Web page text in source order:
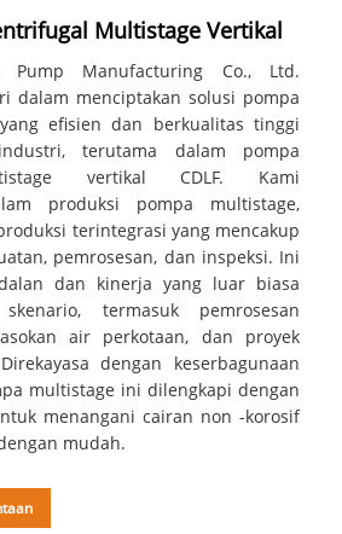
Multistage Vertikal
Pump Manufacturing Co., Ltd.
dalam menciptakan solusi pompa
efisien dan berkualitas tinggi
terutama dalam pompa
vertikal CDLF. Kami
produksi pompa multistage,
terintegrasi yang mencakup
pemrosesan, dan inspeksi. Ini
dan kinerja yang luar biasa
termasuk pemrosesan
air perkotaan, dan proyek
dengan keserbagunaan
multistage ini dilengkapi dengan
menangani cairan non -korosif
mudah.